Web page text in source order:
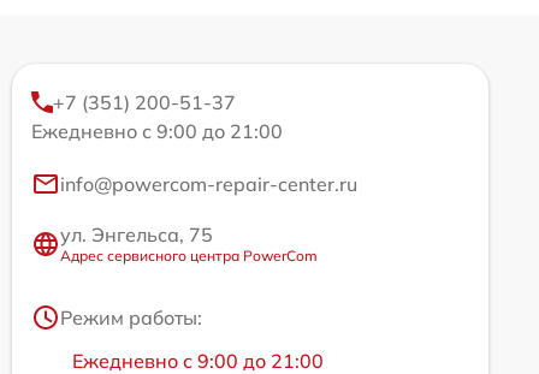
+7 (351) 200-51-37
Ежедневно с 9:00 до 21:00
info@powercom-repair-center.ru
ул. Энгельса, 75
Адрес сервисного центра PowerCom
Режим работы:
Ежедневно с 9:00 до 21:00